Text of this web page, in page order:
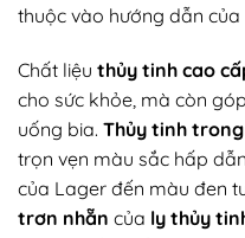
thuộc vào hướng dẫn của
Chất liệu thủy tinh cao
cho sức khỏe, mà còn
uống bia. Thủy tinh
trọn vẹn màu sắc hấp
của Lager đến màu đen
trơn nhẵn của ly thủy